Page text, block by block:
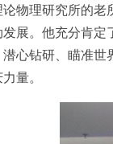
物理研究所的
展。他充分肯
心钻研、瞄准
量。